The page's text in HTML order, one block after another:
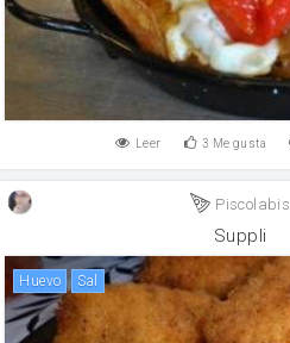
Leer 3 Me gusta
Piscolabis
Suppli
huevo sal